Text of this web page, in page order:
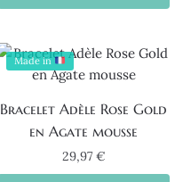
Made in
Bracelet Adèle Rose Gold
en Agate mousse
29,97€